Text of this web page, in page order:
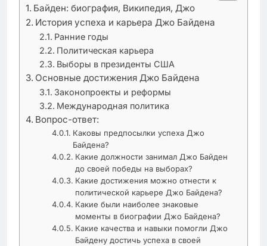
Байден: биография, Википедия, Джо
История успеха и карьера Джо Байдена
Ранние годы
Политическая карьера
Выборы в президенты США
Основные достижения Джо Байдена
Законопроекты и реформы
Международная политика
Вопрос-ответ:
Каковы предпосылки успеха Джо
Байдена?
Какие должности занимал Джо Байден
до своей победы на выборах?
Какие достижения можно отнести к
политической карьере Джо Байдена?
Какие были наиболее знаковые
моменты в биографии Джо Байдена?
Какие качества и навыки помогли Джо
Байдену достичь успеха в своей